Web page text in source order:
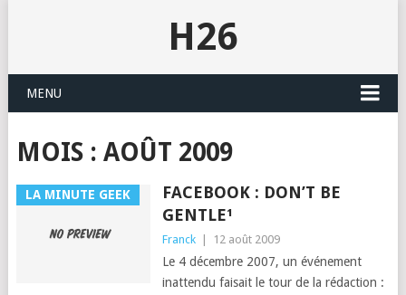
H26
MENU
MOIS : AOÛT 2009
LA MINUTE GEEK
FACEBOOK : DON’T BE
GENTLE¹
Franck 12 août 2009
Le 4 décem­bre 2007, un événe­ment
inat­ten­du fai­sait le tour de la rédac­tion :